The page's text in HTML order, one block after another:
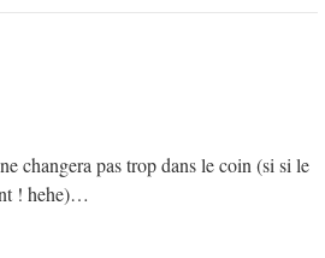
changera pas trop dans le coin (si si le
! hehe)…